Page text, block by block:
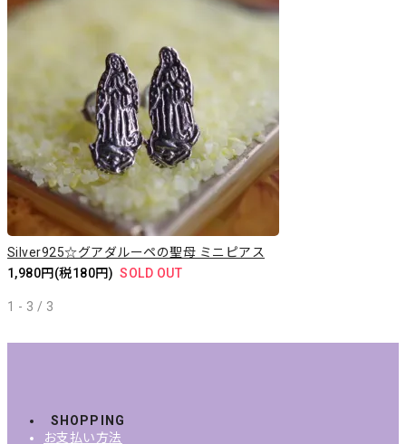
Silver925☆グアダルーペの聖母 ミニピアス
1,980円(税180円)SOLD OUT
1 - 3 / 3
SHOPPING
お支払い方法